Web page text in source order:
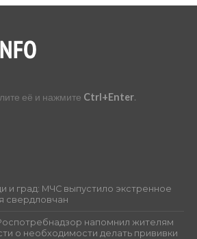
её и нажмите Ctrl+Enter.
и град: МЧС выпустило экстренное
свердловчан
напомнил жителям
о необходимости делать прививки